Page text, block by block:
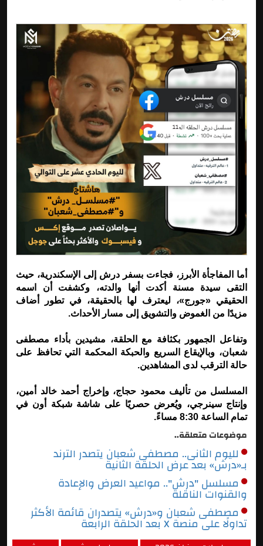
أما المفاجأة الأبرز، فجاءت بسفر درش إلى الإسكندرية، حيث
التقى سيدة مسنة أكدت أنها والدته، وكشفت أن اسمه
الحقيقي «جورج»، ليعترف لها بالحقيقة، في تطور أضاف
مزيدًا من الغموض والتشويق إلى مسار الأحداث.
وتفاعل الجمهور بكثافة مع الحلقة، مشيدين بأداء مصطفى
شعبان، وبالإيقاع السريع والحبكة المحكمة التي تحافظ على
حالة الترقب لدى المشاهدين.
المسلسل من تأليف محمود حجاج، وإخراج أحمد خالد أمين،
وإنتاج سينرجي، ويُعرض حصريًا على شاشة شبكة أون في
تمام الساعة 8:30 مساءً.
موضوعات متعلقة..
لليوم الثانى.. مصطفى شعبان يتصدر الترند
بـ«درش» بعد عرض الحلقة الثانية
مسلسل "درش".. مواعيد العرض والإعادة
والقنوات الناقلة
مصطفى شعبان و«درش» يتصدران قائمة الأكثر
تداولًا على منصة X بعد الحلقة الرابعة